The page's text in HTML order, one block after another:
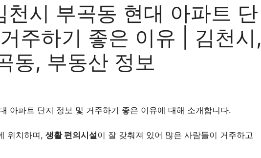
천시 부곡동 현대 아파트 단
주하기 좋은 이유 | 김천시,
동, 부동산 정보
아파트 단지 정보 및 거주하기 좋은 이유에 대해 소개합니다.
위치하며, 생활 편의시설이 잘 갖춰져 있어 많은 사람들이 거주하고